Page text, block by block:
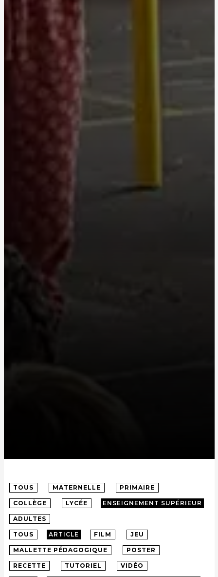
TOUS MATERNELLE PRIMAIRE
COLLÈGE LYCÉE ENSEIGNEMENT SUPÉRIEUR
ADULTES
TOUS ARTICLE FILM JEU
MALLETTE PÉDAGOGIQUE POSTER
RECETTE TUTORIEL VIDÉO